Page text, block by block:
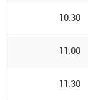
10:30
11:00
11:30